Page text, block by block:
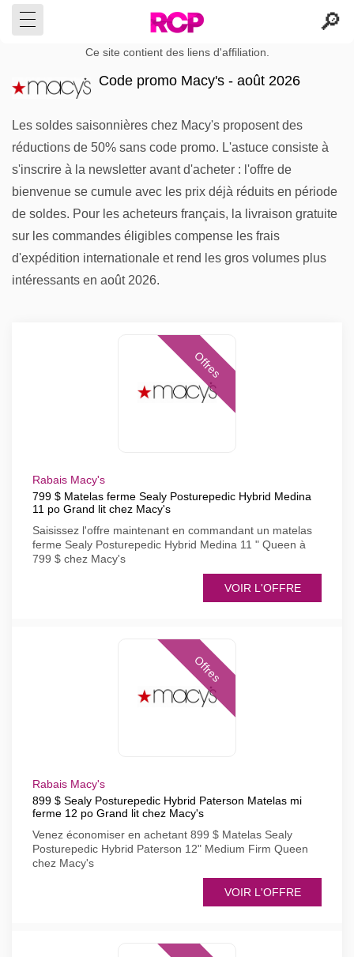
Ce site contient des liens d'affiliation.
Code promo Macy's - août 2026
Les soldes saisonnières chez Macy's proposent des
réductions de 50% sans code promo. L'astuce consiste à
s'inscrire à la newsletter avant d'acheter : l'offre de
bienvenue se cumule avec les prix déjà réduits en période
de soldes. Pour les acheteurs français, la livraison gratuite
sur les commandes éligibles compense les frais
d'expédition internationale et rend les gros volumes plus
intéressants en août 2026.
Offres
Rabais Macy's
799 $ Matelas ferme Sealy Posturepedic Hybrid Medina
11 po Grand lit chez Macy's
Saisissez l'offre maintenant en commandant un matelas
ferme Sealy Posturepedic Hybrid Medina 11 " Queen à
799 $ chez Macy's
VOIR L'OFFRE
Offres
Rabais Macy's
899 $ Sealy Posturepedic Hybrid Paterson Matelas mi
ferme 12 po Grand lit chez Macy's
Venez économiser en achetant 899 $ Matelas Sealy
Posturepedic Hybrid Paterson 12" Medium Firm Queen
chez Macy's
VOIR L'OFFRE